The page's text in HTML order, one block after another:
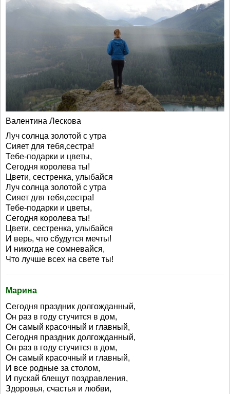
Валентина Лескова
Луч солнца золотой с утра
Сияет для тебя,сестра!
Тебе-подарки и цветы,
Сегодня королева ты!
Цвети, сестренка, улыбайся
Луч солнца золотой с утра
Сияет для тебя,сестра!
Тебе-подарки и цветы,
Сегодня королева ты!
Цвети, сестренка, улыбайся
И верь, что сбудутся мечты!
И никогда не сомневайся,
Что лучше всех на свете ты!
Марина
Сегодня праздник долгожданный,
Он раз в году стучится в дом,
Он самый красочный и главный,
Сегодня праздник долгожданный,
Он раз в году стучится в дом,
Он самый красочный и главный,
И все родные за столом,
И пускай блещут поздравления,
Здоровья, счастья и любви,